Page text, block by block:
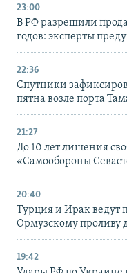
23:00
В РФ разрешили
годов: эксперты
22:36
Спутники
пятна возле порта
21:27
До 10 лет лишения
«Самообороны
20:40
Турция и Ирак ведут
Ормузскому проливу
19:42